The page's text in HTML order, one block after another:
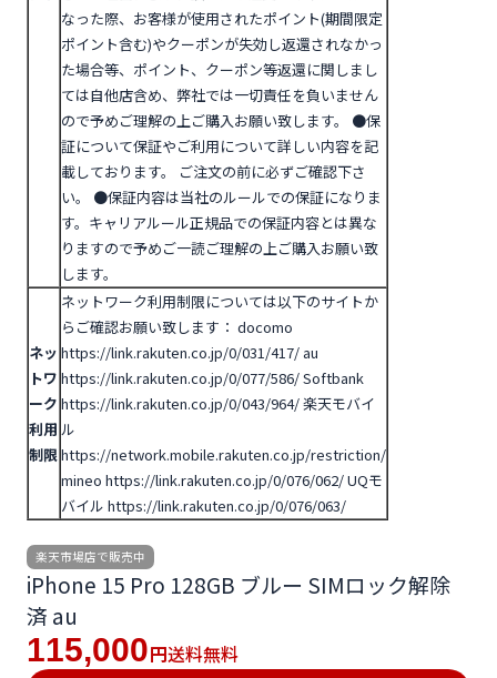
なった際、お客様が使用されたポイント(期間限定
ポイント含む)やクーポンが失効し返還されなかっ
た場合等、ポイント、クーポン等返還に関しまし
ては自他店含め、弊社では一切責任を負いません
ので予めご理解の上ご購入お願い致します。
●保
証について保証やご利用について詳しい内容を記
載しております。 ご注文の前に必ずご確認下さ
い。
●保証内容は当社のルールでの保証になりま
す。キャリアルール正規品での保証内容とは異な
りますので予めご一読ご理解の上ご購入お願い致
します。
ネッ
トワ
ーク
利用
制限
ネットワーク利用制限については以下のサイトか
らご確認お願い致します： docomo
https://link.rakuten.co.jp/0/031/417/ au
https://link.rakuten.co.jp/0/077/586/Softbank
https://link.rakuten.co.jp/0/043/964/楽天モバイ
ル
https://network.mobile.rakuten.co.jp/restriction/
mineo https://link.rakuten.co.jp/0/076/062/UQモ
バイル https://link.rakuten.co.jp/0/076/063/
楽天市場店で販売中
iPhone 15 Pro 128GB ブルー SIMロック解除
済 au
115,000 円送料無料